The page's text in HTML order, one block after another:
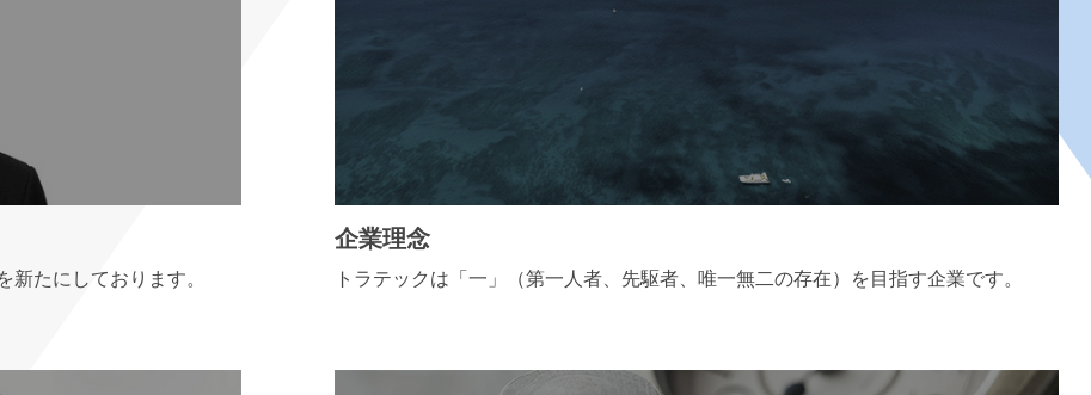
たにしております。
企業理念
トラテックは「一」（第一人者、先駆者、唯一無二の存在）を目指す企業です。